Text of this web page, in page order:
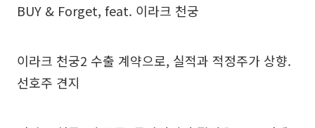
BUY & Forget, feat. 이라크 천궁
이라크 천궁2 수출 계약으로, 실적과 적정주가 상향.
선호주 견지